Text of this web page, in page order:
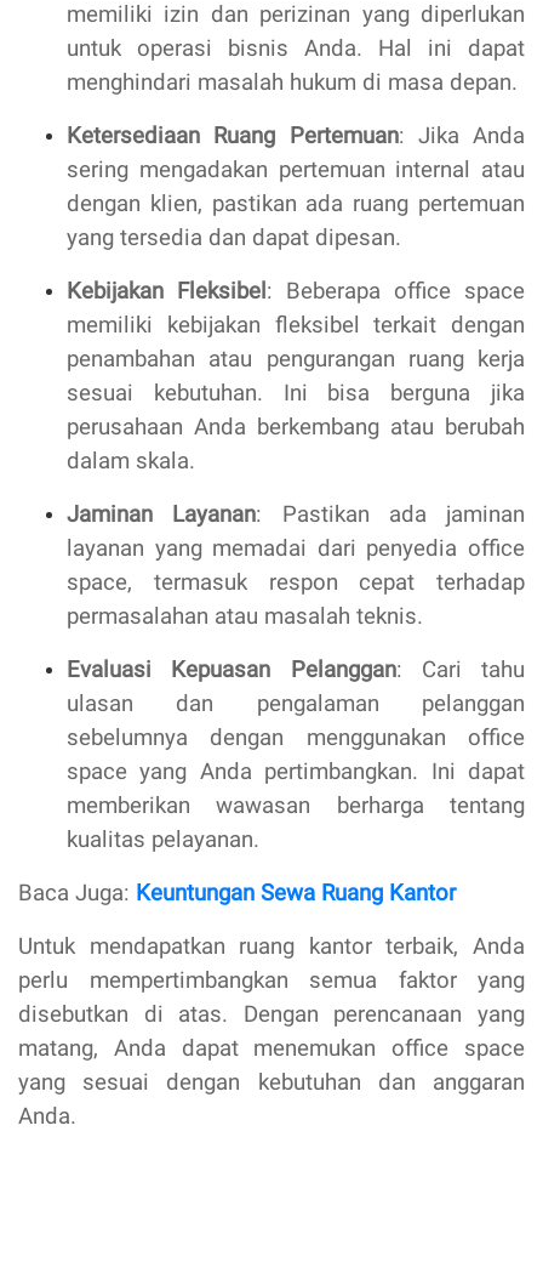
memiliki izin dan perizinan yang diperlukan
untuk operasi bisnis Anda. Hal ini dapat
menghindari masalah hukum di masa depan.
Ketersediaan Ruang Pertemuan: Jika Anda
sering mengadakan pertemuan internal atau
dengan klien, pastikan ada ruang pertemuan
yang tersedia dan dapat dipesan.
Kebijakan Fleksibel : Beberapa office space
memiliki kebijakan fleksibel terkait dengan
penambahan atau pengurangan ruang kerja
sesuai kebutuhan. Ini bisa berguna jika
perusahaan Anda berkembang atau berubah
dalam skala.
Jaminan Layanan: Pastikan ada jaminan
layanan yang memadai dari penyedia office
space, termasuk respon cepat terhadap
permasalahan atau masalah teknis.
Evaluasi Kepuasan Pelanggan: Cari tahu
ulasan dan pengalaman pelanggan
sebelumnya dengan menggunakan office
space yang Anda pertimbangkan. Ini dapat
memberikan wawasan berharga tentang
kualitas pelayanan.
Baca Juga: Keuntungan Sewa Ruang Kantor
Untuk mendapatkan ruang kantor terbaik, Anda
perlu mempertimbangkan semua faktor yang
disebutkan di atas. Dengan perencanaan yang
matang, Anda dapat menemukan office space
yang sesuai dengan kebutuhan dan anggaran
Anda.